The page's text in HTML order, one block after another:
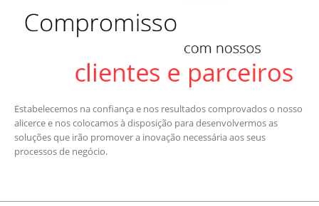
Estabelecemos na confiança e nos resultados comprovados o nosso
alicerce e nos colocamos à disposição para desenvolvermos as
soluções que irão promover a inovação necessária aos seus
processos de negócio.